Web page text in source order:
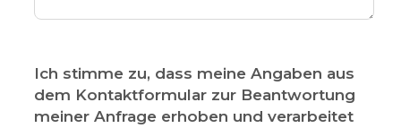
Ich stimme zu, dass meine Angaben aus
dem Kontaktformular zur Beantwortung
meiner Anfrage erhoben und verarbeitet